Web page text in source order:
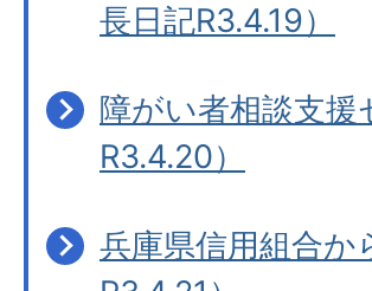
長日記R3.4.19）
障がい者相談支援
R3.4.20）
兵庫県信用組合か